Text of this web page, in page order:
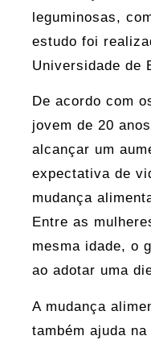
leguminosas,
estudo foi
Universidade de
De acordo com
jovem de 20
alcançar um
expectativa de
mudança
Entre as
mesma idade, o
ao adotar uma
A mudança
também ajuda